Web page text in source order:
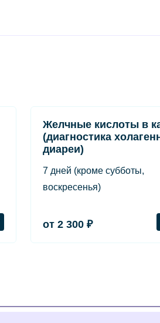
Желчные кислоты в
(диагностика
диареи)
7 дней (кроме субботы,
воскресенья)
от 2 300 ₽